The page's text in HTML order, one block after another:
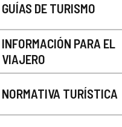
GUÍAS DE TURISMO
INFORMACIÓN PARA EL
VIAJERO
NORMATIVA TURÍSTICA